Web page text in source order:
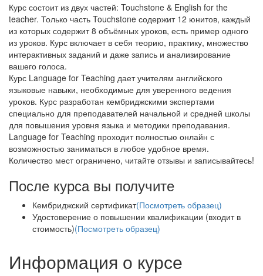
Курс состоит из двух частей: Touchstone & English for the
teacher. Только часть Touchstone содержит 12 юнитов, каждый
из которых содержит 8 объёмных уроков, есть пример одного
из уроков. Курс включает в себя теорию, практику, множество
интерактивных заданий и даже запись и анализирование
вашего голоса.
Курс Language for Teaching дает учителям английского
языковые навыки, необходимые для уверенного ведения
уроков. Курс разработан кембриджскими экспертами
специально для преподавателей начальной и средней школы
для повышения уровня языка и методики преподавания.
Language for Teaching проходит полностью онлайн с
возможностью заниматься в любое удобное время.
Количество мест ограничено, читайте отзывы и записывайтесь!
После курса вы получите
Кембриджский сертификат(Посмотреть образец)
Удостоверение о повышении квалификации (входит в
стоимость)(Посмотреть образец)
Информация о курсе